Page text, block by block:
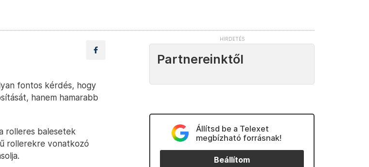
fontos kérdés, hogy
hanem hamarabb
rolleres balesetek
rollerekre vonatkozó
Partnereinktől
Állítsd be a Telexet
megbízható forrásnak!
Beállítom